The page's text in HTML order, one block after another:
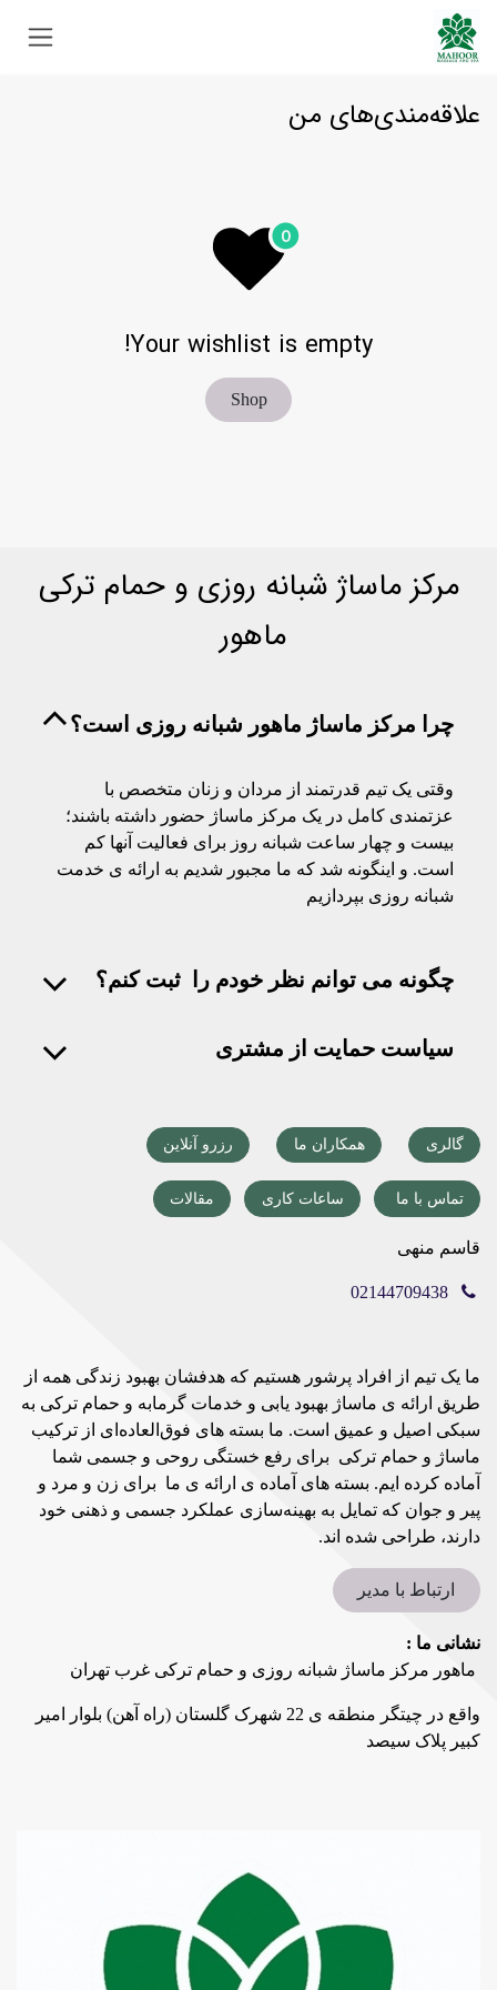
Skip to Content
علاقه‌مندی‌های من
Your wishlist is empty!
Shop
مرکز ماساژ شبانه روزی و حمام ترکی
ماهور
چرا مرکز ماساژ ماهور شبانه روزی است؟
وقتی یک تیم قدرتمند از مردان و زنان متخصص با
عزتمندی کامل در یک مرکز ماساژ حضور داشته باشند؛
بیست و چهار ساعت شبانه روز برای فعالیت آنها کم
است. و اینگونه شد که ما مجبور شدیم به ارائه ی خدمت
شبانه روزی بپردازیم
چگونه می توانم نظر خودم را ثبت کنم؟
سیاست حمایت از مشتری
گالری همکاران ما رزرو آنلاین
تماس با ما ساعات کاری مقالات
قاسم منهی
02144709438
ما یک تیم از افراد پرشور هستیم که هدفشان بهبود زندگی همه از
طریق ارائه ی ماساژ بهبود یابی و خدمات گرمابه و حمام ترکی به
سبکی اصیل و عمیق است. ما بسته های فوق‌العاده‌ای از ترکیب
ماساژ و حمام ترکی برای رفع خستگی روحی و جسمی شما
آماده کرده ایم. بسته های آماده ی ارائه ی ما برای زن و مرد و
پیر و جوان که تمایل به بهینه‌سازی عملکرد جسمی و ذهنی خود
دارند، طراحی شده‌ اند.
ارتباط با مدیر
نشانی ما :
ماهور مرکز ماساژ شبانه روزی و حمام ترکی غرب تهران
واقع در چیتگر منطقه ی 22 شهرک گلستان (راه آهن) بلوار امیر
کبیر پلاک سیصد